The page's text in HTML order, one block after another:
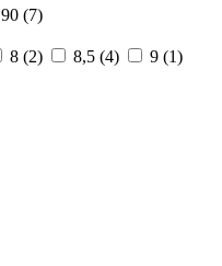
90 (7)
8 (2) 8,5 (4) 9 (1)